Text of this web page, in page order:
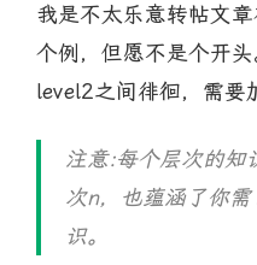
我是不太乐意转帖文
个例，但愿不是个开
level2之间徘徊，需要
注意:每个层次的知
次n，也蕴涵了你
识。